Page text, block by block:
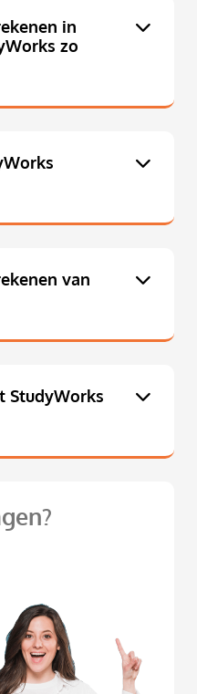
in
zo
van
StudyWorks